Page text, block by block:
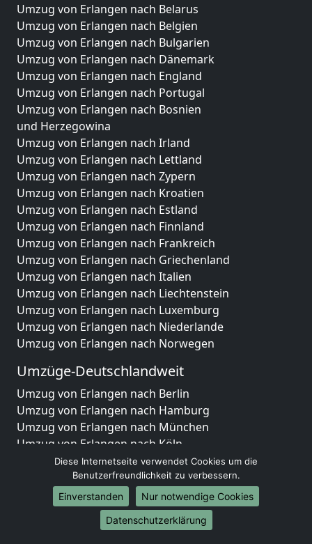
Umzug von Erlangen nach Belarus
Umzug von Erlangen nach Belgien
Umzug von Erlangen nach Bulgarien
Umzug von Erlangen nach Dänemark
Umzug von Erlangen nach England
Umzug von Erlangen nach Portugal
Umzug von Erlangen nach Bosnien
und Herzegowina
Umzug von Erlangen nach Irland
Umzug von Erlangen nach Lettland
Umzug von Erlangen nach Zypern
Umzug von Erlangen nach Kroatien
Umzug von Erlangen nach Estland
Umzug von Erlangen nach Finnland
Umzug von Erlangen nach Frankreich
Umzug von Erlangen nach Griechenland
Umzug von Erlangen nach Italien
Umzug von Erlangen nach Liechtenstein
Umzug von Erlangen nach Luxemburg
Umzug von Erlangen nach Niederlande
Umzug von Erlangen nach Norwegen
Umzüge-Deutschlandweit
Umzug von Erlangen nach Berlin
Umzug von Erlangen nach Hamburg
Umzug von Erlangen nach München
Umzug von Erlangen nach Köln
Umzug von Erlangen nach Frankfurt am Main
Umzug von Erlangen nach Stuttgart
Umzug von Erlangen nach Düsseldorf
Umzug von Erlangen nach Leipzig
Umzug von Erlangen nach Dortmund
Diese Internetseite verwendet Cookies um die
Benutzerfreundlichkeit zu verbessern.
Einverstanden
Nur notwendige Cookies
Datenschutzerklärung